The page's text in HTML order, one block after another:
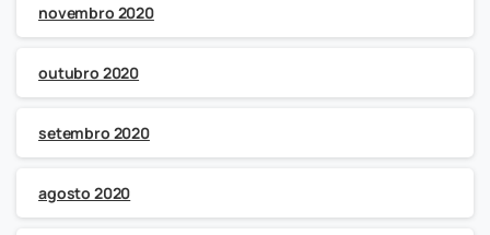
novembro 2020
outubro 2020
setembro 2020
agosto 2020